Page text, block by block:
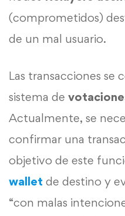
(comprometidos)
de un mal usuario.
Las transacciones se
sistema de
Actualmente, se
confirmar una
objetivo de este
wallet de destino y
“con malas